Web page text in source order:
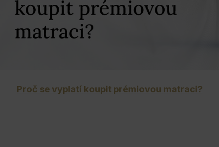
Proč se vyplatí koupit prémiovou matraci?